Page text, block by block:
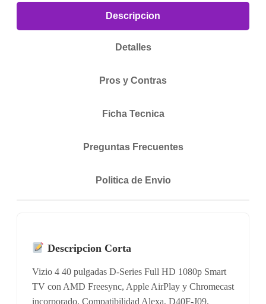
Descripcion
Detalles
Pros y Contras
Ficha Tecnica
Preguntas Frecuentes
Politica de Envio
Descripcion Corta
Vizio 4 40 pulgadas D-Series Full HD 1080p Smart
TV con AMD Freesync, Apple AirPlay y Chromecast
incorporado, Compatibilidad Alexa, D40F-J09,